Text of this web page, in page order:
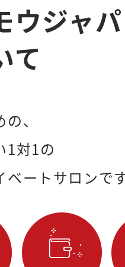
ウジャ
て
、
1対1の
ートサロンです